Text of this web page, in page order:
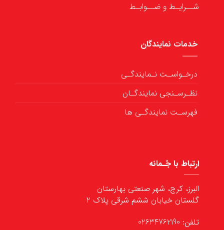
شــرایـط و ضــوابـط
خدمات نمایندگان
درخـواسـت نـمایندگـی
نظـرسـنجی نمایندگـان
فهرسـت نمایندگـی ها
ارتباط با جُـمانه
البرز، کرج، شهر صنعتی بهارستان
گلستان خیابان ششم شرقی پلاک 2
تلفن: 02634762190